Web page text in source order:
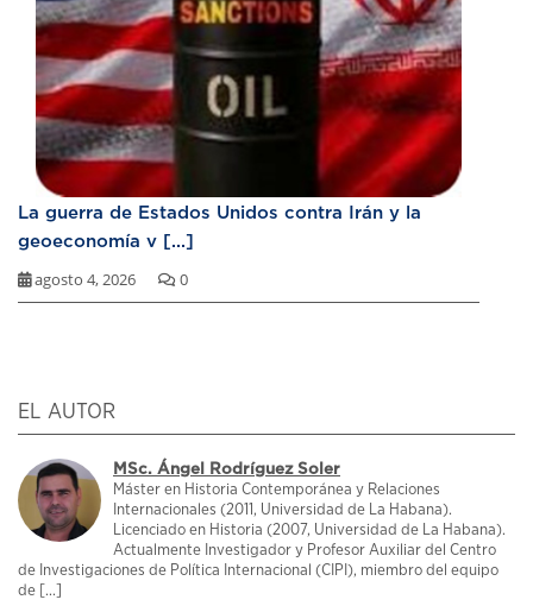
La guerra de Estados Unidos contra Irán y la
geoeconomía v [...]
agosto 4, 2026 0
EL AUTOR
MSc. Ángel Rodríguez Soler
Máster en Historia Contemporánea y Relaciones
Internacionales (2011, Universidad de La Habana).
Licenciado en Historia (2007, Universidad de La Habana).
Actualmente Investigador y Profesor Auxiliar del Centro
de Investigaciones de Política Internacional (CIPI), miembro del equipo
de [...]